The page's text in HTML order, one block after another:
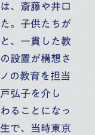
、斎藤や井口
。子供たちが
、一貫した教
設置が構想さ
の教育を担当
弘子を介し
ることになっ
で、当時東京